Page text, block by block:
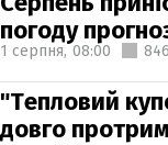
погоду
1 серпня, 08:00 846
"Тепловий
довго